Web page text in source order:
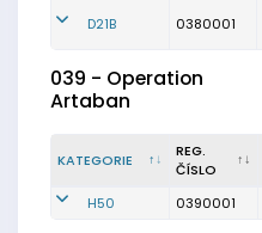
D21B 0380001
039 - Operation
Artaban
KATEGORIE
REG.
ČÍSLO
H50 0390001